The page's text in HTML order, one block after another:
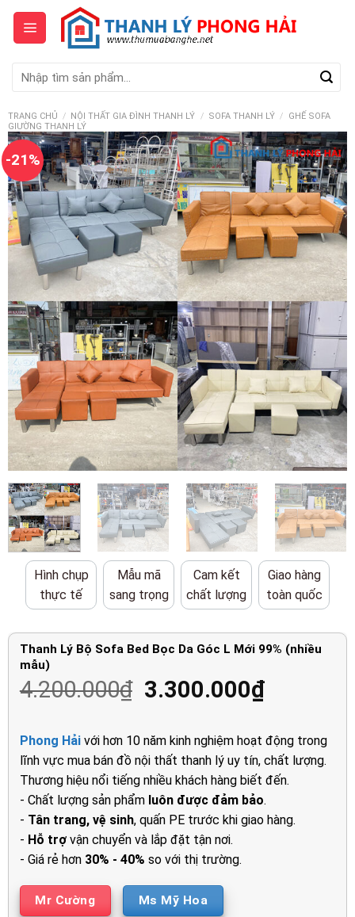
Skip
content
kiếm:
TRANG CHỦ / NỘI THẤT GIA ĐÌNH THANH LÝ / SOFA THANH LÝ /
GHẾ SOFA
GIƯỜNG THANH LÝ
-21%
Hình chụp
thực tế
Mẫu mã
sang trọng
Cam kết
chất lượng
Giao hàng
toàn quốc
Thanh Lý Bộ Sofa Bed Bọc Da Góc L Mới 99% (nhiều
mẫu)
4.200.000₫ Giá
là:
4.200.000₫.
3.300.000₫Giá
tại
là:
Phong Hảivới hơn 10 năm kinh nghiệm hoạt động trong
lĩnh vực mua bán đồ nội thất thanh lý uy tín, chất lượng.
Thương hiệu nổi tiếng nhiều khách hàng biết đến.
- Chất lượng sản phẩm luôn được đảm bảo.
- Tân trang, vệ sinh, quấn PE trước khi giao hàng.
- Hỗ trợvận chuyển và lắp đặt tận nơi.
- Giá rẻ hơn 30% - 40% so với thị trường.
Mr Cường Ms Mỹ Hoa